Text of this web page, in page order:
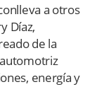
a otros
Díaz,
de la
energía y